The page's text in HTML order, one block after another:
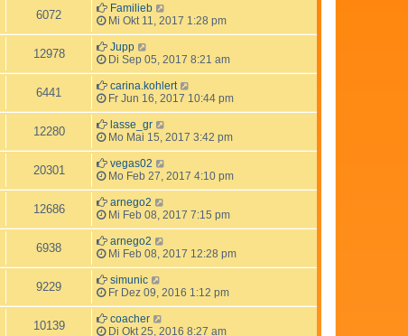
6072
Familieb
Mi Okt 11, 2017 1:28 pm
12978
Jupp
Di Sep 05, 2017 8:21 am
6441
carina.kohlert
Fr Jun 16, 2017 10:44 pm
12280
lasse_gr
Mo Mai 15, 2017 3:42 pm
20301
vegas02
Mo Feb 27, 2017 4:10 pm
12686
arnego2
Mi Feb 08, 2017 7:15 pm
6938
arnego2
Mi Feb 08, 2017 12:28 pm
9229
simunic
Fr Dez 09, 2016 1:12 pm
10139
coacher
Di Okt 25, 2016 8:27 am